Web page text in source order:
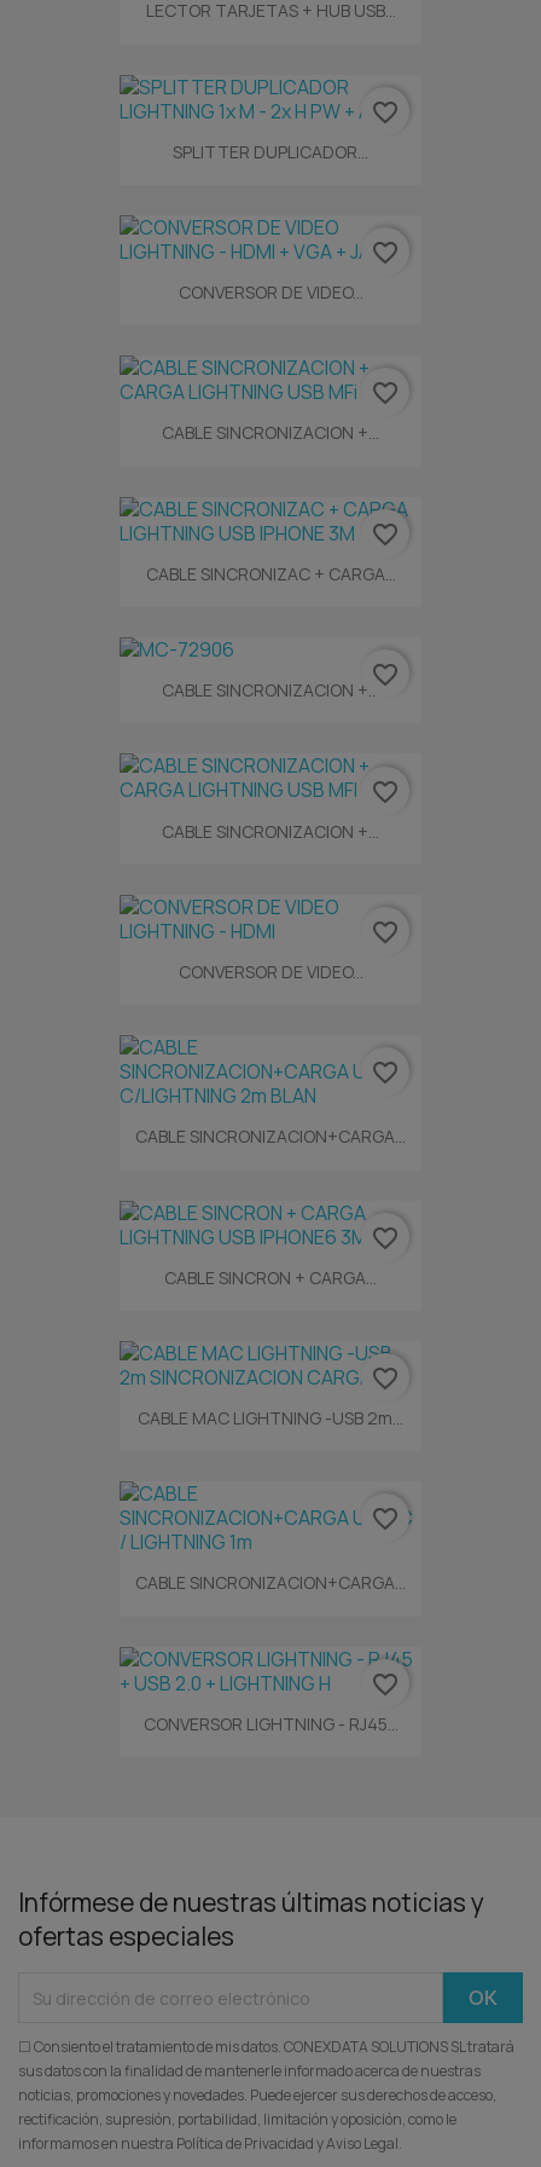
LECTOR TARJETAS + HUB USB...
SPLITTER DUPLICADOR...
favorite_border
CONVERSOR DE VIDEO...
favorite_border
CABLE SINCRONIZACION +...
favorite_border
CABLE SINCRONIZAC + CARGA...
favorite_border
CABLE SINCRONIZACION +...
favorite_border
CABLE SINCRONIZACION +...
favorite_border
CONVERSOR DE VIDEO...
favorite_border
CABLE SINCRONIZACION+CARGA...
favorite_border
CABLE SINCRON + CARGA...
favorite_border
CABLE MAC LIGHTNING -USB 2m...
favorite_border
CABLE SINCRONIZACION+CARGA...
favorite_border
CONVERSOR LIGHTNING - RJ45...
favorite_border
Infórmese de nuestras últimas noticias y
ofertas especiales
☐ Consiento el tratamiento de mis datos. CONEXDATA SOLUTIONS SL tratará
sus datos con la finalidad de mantenerle informado acerca de nuestras
noticias, promociones y novedades. Puede ejercer sus derechos de acceso,
rectificación, supresión, portabilidad, limitación y oposición, como le
informamos en nuestra Política de Privacidad y Aviso Legal.